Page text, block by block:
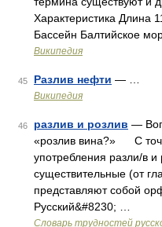
Характеристика Длина
Бассейн Балтийское
Википедия
45 Разлив нефти — …
Википедия
46 разлив и розлив —
«розлив вина?» С
употребления разли/в и
существительные (от
представляют собой
Русский&#8230; …
Словарь трудностей